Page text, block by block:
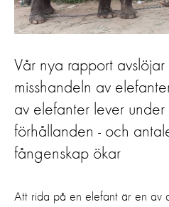
Vår nya rapport
misshandeln av
av elefanter lever under
förhållanden - och
fångenskap ökar
Att rida på en elefant är en av